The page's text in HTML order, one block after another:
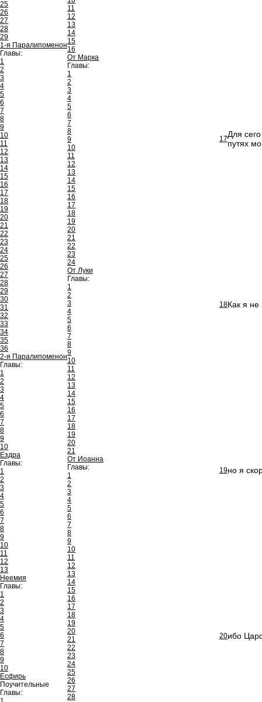
25
26
27
28
29
1-я Паралипоменон
Главы:
1
2
3
4
5
6
7
8
9
10
11
12
13
14
15
16
17
18
19
20
21
22
23
24
25
26
27
28
29
30
31
32
33
34
35
36
2-я Паралипоменон
Главы:
1
2
3
4
5
6
7
8
9
10
Ездра
Главы:
1
2
3
4
5
6
7
8
9
10
11
12
13
Неемия
Главы:
1
2
3
4
5
6
7
8
9
10
Есфирь
Поучительные
Главы:
11
12
13
14
15
16
От Марка
Главы:
1
2
3
4
5
6
7
8
9
10
11
12
13
14
15
16
17
18
19
20
21
22
23
24
От Луки
Главы:
1
2
3
4
5
6
7
8
9
10
11
12
13
14
15
16
17
18
19
20
21
От Иоанна
Главы:
1
2
3
4
5
6
7
8
9
10
11
12
13
14
15
16
17
18
19
20
21
22
23
24
25
26
27
28
17Для
путях
18Как я
19но я
20ибо